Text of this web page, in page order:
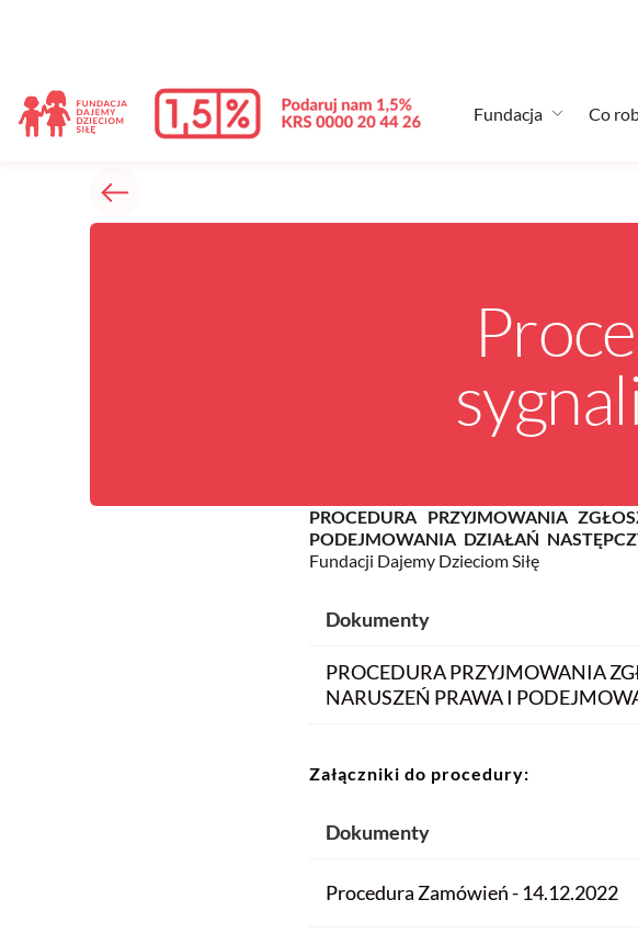
Fundacja Co
PROCEDURA PRZYJMOWANIA
PODEJMOWANIA DZIAŁAŃ
Fundacji Dajemy Dzieciom Siłę
Dokumenty
PROCEDURA PRZYJMOWANIA
NARUSZEŃ PRAWA I
Załączniki do procedury:
Dokumenty
Procedura Zamówień - 14.12.2022